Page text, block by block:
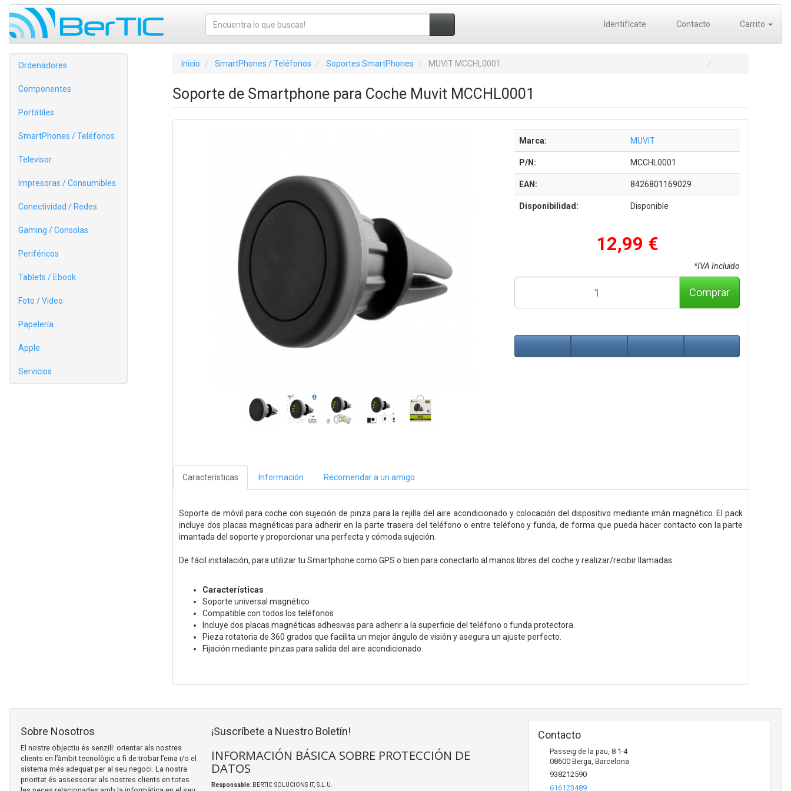
Identifícate Contacto Carrito
Ordenadores
Componentes
Portátiles
SmartPhones / Teléfonos
Televisor
Impresoras / Consumibles
Conectividad / Redes
Gaming / Consolas
Periféricos
Tablets / Ebook
Foto / Video
Papelería
Apple
Servicios
Inicio SmartPhones / Teléfonos Soportes SmartPhones MUVIT MCCHL0001
Soporte de Smartphone para Coche Muvit MCCHL0001
Marca: MUVIT
P/N: MCCHL0001
EAN: 8426801169029
Disponibilidad: Disponible
12,99 €
*IVA Incluido
Comprar
Características Información Recomendar a un amigo
Soporte de móvil para coche con sujeción de pinza para la rejilla del aire acondicionado y colocación del dispositivo mediante imán magnético. El pack
incluye dos placas magnéticas para adherir en la parte trasera del teléfono o entre teléfono y funda, de forma que pueda hacer contacto con la parte
imantada del soporte y proporcionar una perfecta y cómoda sujeción.
De fácil instalación, para utilizar tu Smartphone como GPS o bien para conectarlo al manos libres del coche y realizar/recibir llamadas.
Características
Soporte universal magnético
Compatible con todos los teléfonos
Incluye dos placas magnéticas adhesivas para adherir a la superficie del teléfono o funda protectora.
Pieza rotatoria de 360 grados que facilita un mejor ángulo de visión y asegura un ajuste perfecto.
Fijación mediante pinzas para salida del aire acondicionado.
Sobre Nosotros
El nostre objectiu és senzill: orientar als nostres
clients en l’àmbit tecnològic a fi de trobar l’eina i/o el
sistema més adequat per al seu negoci. La nostra
prioritat és assessorar als nostres clients en totes
¡Suscríbete a Nuestro Boletín!
INFORMACIÓN BÁSICA SOBRE PROTECCIÓN DE
DATOS
Responsable: BERTIC SOLUCIONS IT, S.L.U.
Contacto
Passeig de la pau, 8 1-4
08600 Berga, Barcelona
938212590
616123489